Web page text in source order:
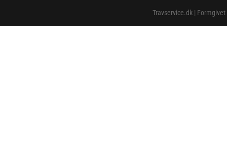
Travservice.dk |